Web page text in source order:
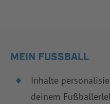
MEIN FUSSBALL
Inhalte
deinem